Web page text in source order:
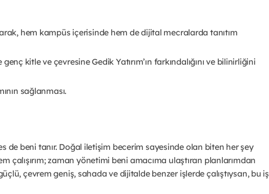
hem kampüs içerisinde hem de dijital mecralarda tanıtım
kitle ve çevresine Gedik Yatırım’ın farkındalığını ve bilinirliğini
sağlanması.
de beni tanır. Doğal iletişim becerim sayesinde olan biten her şey
çalışırım; zaman yönetimi beni amacıma ulaştıran planlarımdan
çevrem geniş, sahada ve dijitalde benzer işlerde çalıştıysan, bu iş